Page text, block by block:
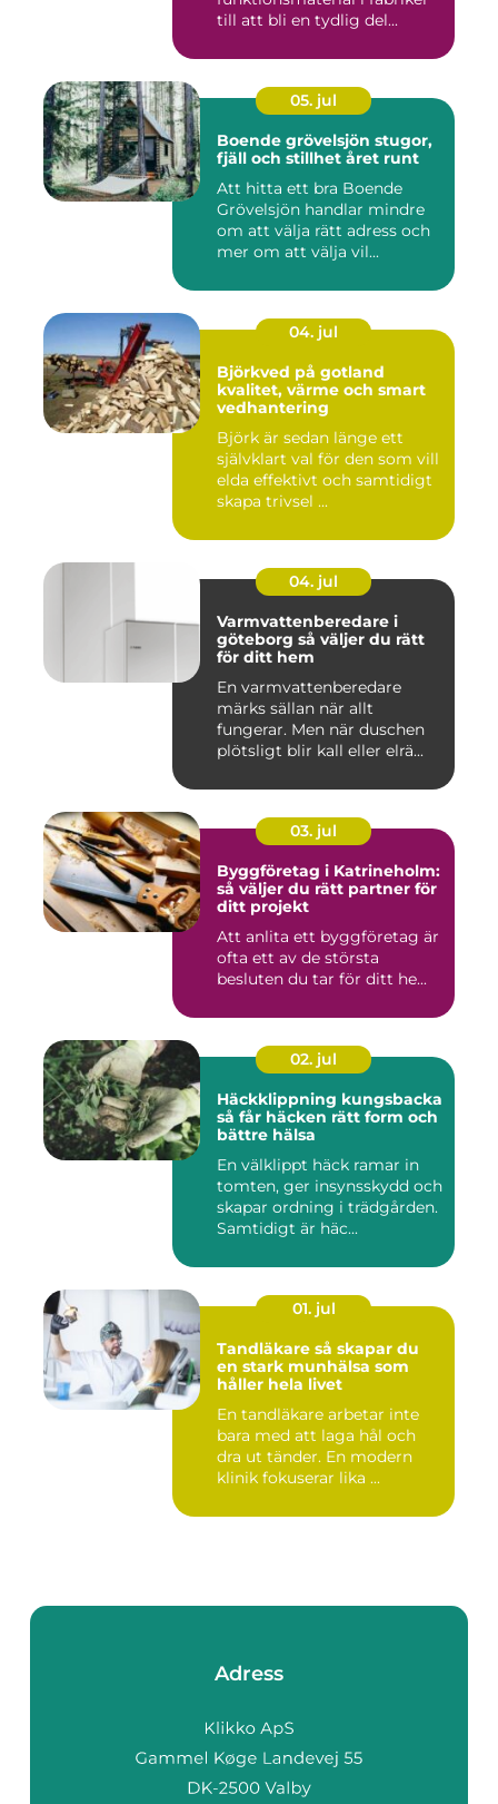
till att bli en tydlig del...
05. jul
Boende grövelsjön stugor,
fjäll och stillhet året runt
Att hitta ett bra Boende
Grövelsjön handlar mindre
om att välja rätt adress och
mer om att välja vil...
04. jul
Björkved på gotland
kvalitet, värme och smart
vedhantering
Björk är sedan länge ett
självklart val för den som vill
elda effektivt och samtidigt
skapa trivsel ...
04. jul
Varmvattenberedare i
göteborg så väljer du rätt
för ditt hem
En varmvattenberedare
märks sällan när allt
fungerar. Men när duschen
plötsligt blir kall eller elrä...
03. jul
Byggföretag i Katrineholm:
så väljer du rätt partner för
ditt projekt
Att anlita ett byggföretag är
ofta ett av de största
besluten du tar för ditt he...
02. jul
Häckklippning kungsbacka
så får häcken rätt form och
bättre hälsa
En välklippt häck ramar in
tomten, ger insynsskydd och
skapar ordning i trädgården.
Samtidigt är häc...
01. jul
Tandläkare så skapar du
en stark munhälsa som
håller hela livet
En tandläkare arbetar inte
bara med att laga hål och
dra ut tänder. En modern
klinik fokuserar lika ...
Adress